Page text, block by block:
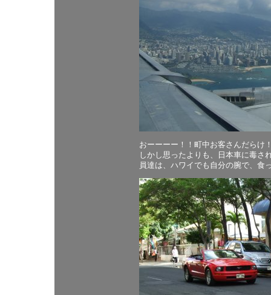
おーーーー！！町中お客さんだらけ
しかし思ったよりも、日本車に毒さ
員達は、ハワイでも自分の腕で、食